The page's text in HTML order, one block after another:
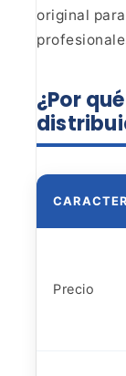
original para
¿Por
Precio